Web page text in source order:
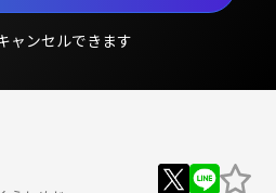
ャンセルできます